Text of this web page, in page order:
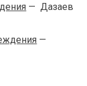
— Дазаев
—